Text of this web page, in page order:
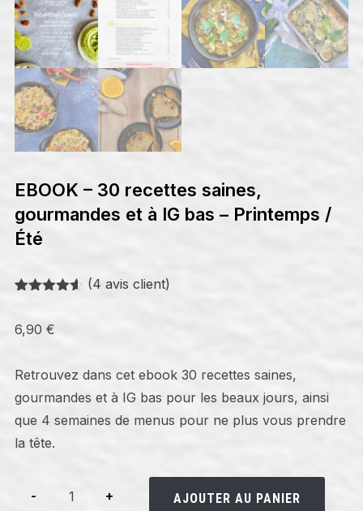
EBOOK – 30 recettes saines,
gourmandes et à IG bas – Printemps /
Été
basé sur
(4 avis client)
6,90 €
Retrouvez dans cet ebook 30 recettes saines,
gourmandes et à IG bas pour les beaux jours, ainsi
que 4 semaines de menus pour ne plus vous prendre
la tête.
- + AJOUTER AU PANIER